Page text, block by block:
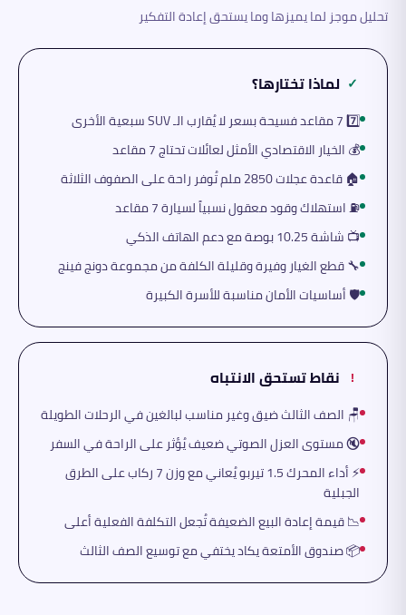
تحليل موجز لما يميزها وما يستحق إعادة التفكير
✓ لماذا تختارها؟
7️⃣ 7 مقاعد فسيحة بسعر لا يُقارب الـ SUV سبعية الأخرى
💰 الخيار الاقتصادي الأمثل لعائلات تحتاج 7 مقاعد
🏠 قاعدة عجلات 2850 ملم تُوفر راحة على الصفوف الثلاثة
⛽ استهلاك وقود معقول نسبياً لسيارة 7 مقاعد
📺 شاشة 10.25 بوصة مع دعم الهاتف الذكي
🔧 قطع الغيار وفيرة وقليلة الكلفة من مجموعة دونج فينج
🛡️ أساسيات الأمان مناسبة للأسرة الكبيرة
! نقاط تستحق الانتباه
🪑 الصف الثالث ضيق وغير مناسب لبالغين في الرحلات الطويلة
🔇 مستوى العزل الصوتي ضعيف يُؤثر على الراحة في السفر
⚡ أداء المحرك 1.5 تيربو يُعاني مع وزن 7 ركاب على الطرق
الجبلية
📉 قيمة إعادة البيع الضعيفة تُجعل التكلفة الفعلية أعلى
📦 صندوق الأمتعة يكاد يختفي مع توسيع الصف الثالث